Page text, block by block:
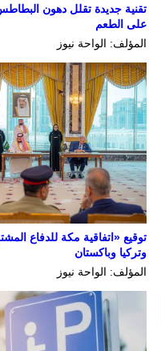
تقنية جديدة تقلل دهون البطاطس
على الطعم
المؤلف: الواحة نيوز
توقيع «اتفاقية مكة للدفاع
وتركيا وباكستان
المؤلف: الواحة نيوز